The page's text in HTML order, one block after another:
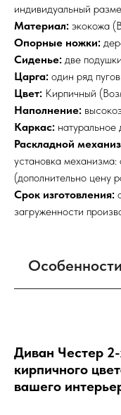
индивидуальный
Материал: экокожа
Опорные ножки:
Сиденье: две подушки
Царга: один ряд
Цвет: Кирпичный
Наполнение:
Каркас:
Раскладной
установка
(дополнительно цену
Срок изготовления:
загруженности
Диван Честер
кирпичного
вашего